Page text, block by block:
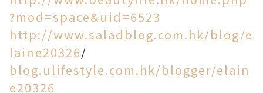
?mod=space&uid=6523
http://www.saladblog.com.hk/blog/e
laine20326/
blog.ulifestyle.com.hk/blogger/elain
e20326